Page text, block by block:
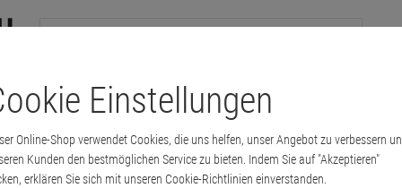
Printer & Copiers Cables Multimedia & HDTV
Einstellungen
Online-Shop verwendet Cookies, die uns helfen, unser Angebot zu verbessern
Kunden den bestmöglichen Service zu bieten. Indem Sie auf "Akzeptieren"
erklären Sie sich mit unseren Cookie-Richtlinien einverstanden.